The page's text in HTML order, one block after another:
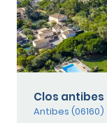
Clos antibes
Antibes (06160)